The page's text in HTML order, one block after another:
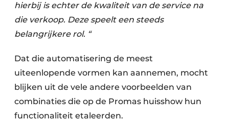
hierbij is echter de kwaliteit van de service na
die verkoop. Deze speelt een steeds
belangrijkere rol. “
Dat die automatisering de meest
uiteenlopende vormen kan aannemen, mocht
blijken uit de vele andere voorbeelden van
combinaties die op de Promas huisshow hun
functionaliteit etaleerden.